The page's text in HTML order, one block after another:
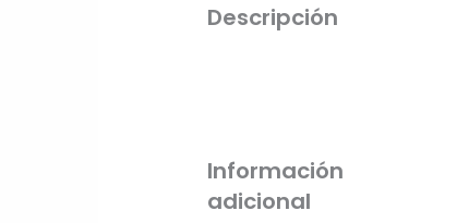
Descripción
Información
adicional